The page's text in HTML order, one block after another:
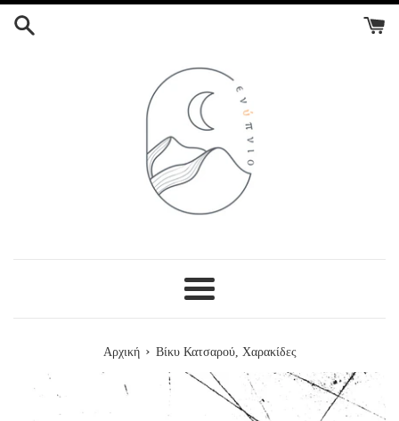
ΣΤΟ
Menu
Αρχική › Βίκυ Κατσαρού, Χαρακίδες